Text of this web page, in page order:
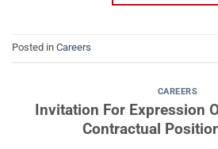
Posted in Careers
CAREERS
Invitation For Expression
Contractual